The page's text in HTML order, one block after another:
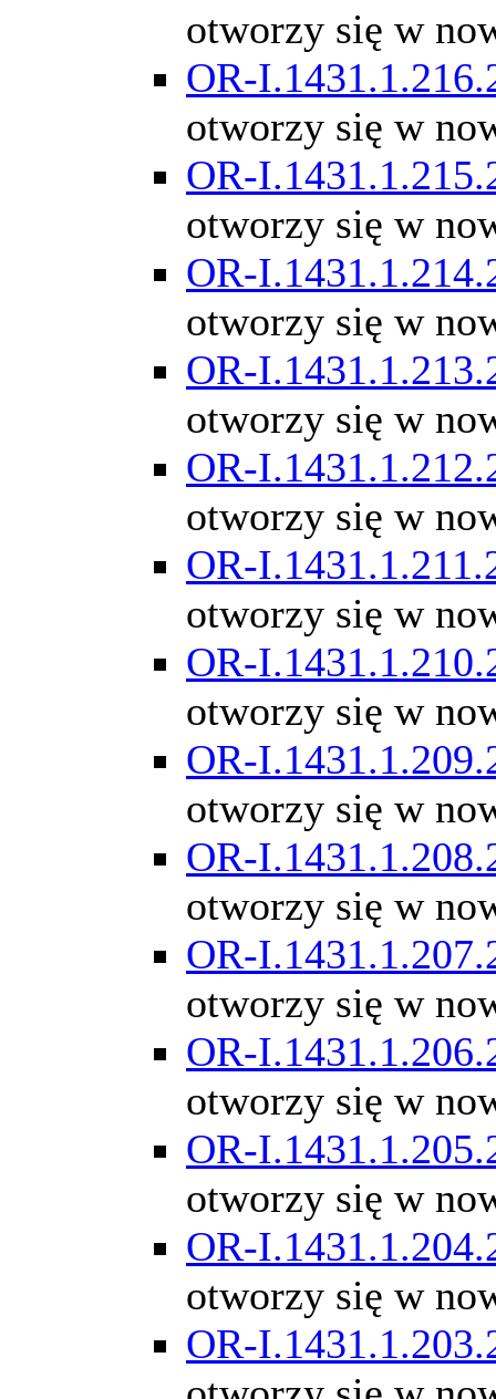
otworzy się w
OR-
otworzy się w
OR-
otworzy się w
OR-
otworzy się w
OR-
otworzy się w
OR-
otworzy się w
OR-
otworzy się w
OR-
otworzy się w
OR-
otworzy się w
OR-
otworzy się w
OR-
otworzy się w
OR-
otworzy się w
OR-
otworzy się w
OR-
otworzy się w
OR-